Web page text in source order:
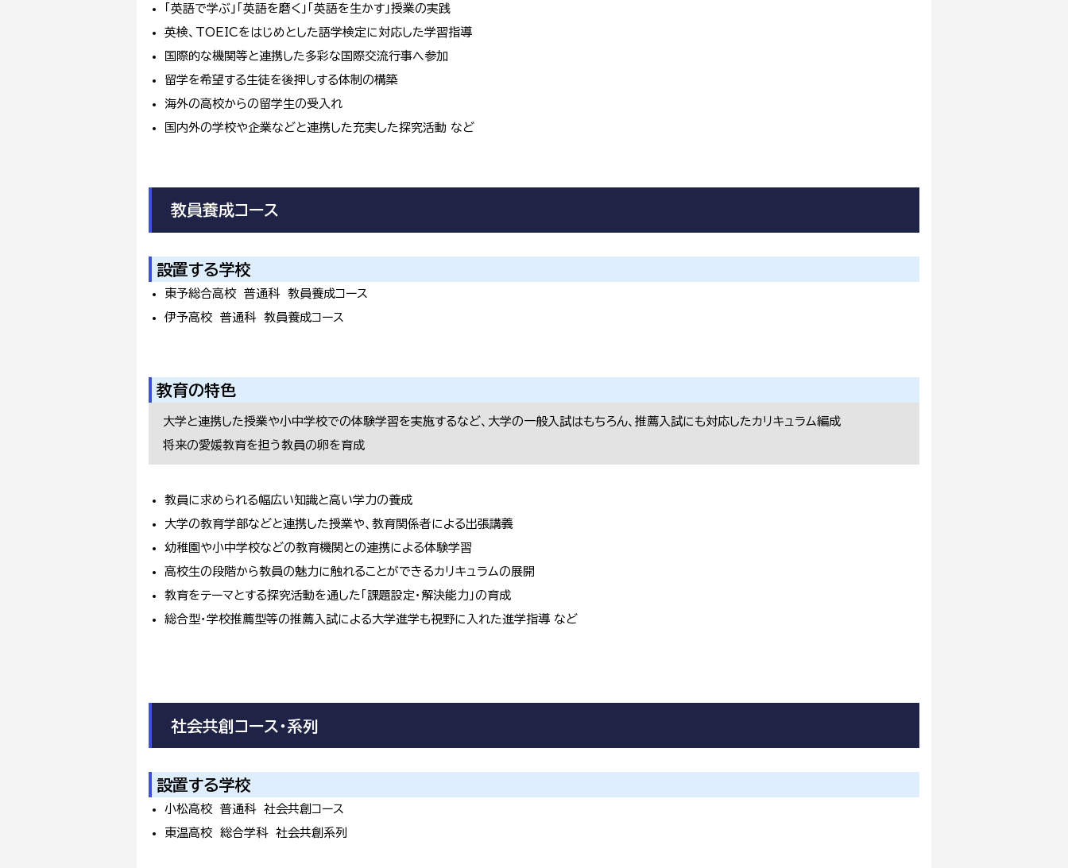
「英語で学ぶ」「英語を磨く」「英語を生かす」授業の実践
英検、TOEICをはじめとした語学検定に対応した学習指導
国際的な機関等と連携した多彩な国際交流行事へ参加
留学を希望する生徒を後押しする体制の構築
海外の高校からの留学生の受入れ
国内外の学校や企業などと連携した充実した探究活動 など
教員養成コース
設置する学校
東予総合高校 普通科 教員養成コース
伊予高校 普通科 教員養成コース
教育の特色
大学と連携した授業や小中学校での体験学習を実施するなど、大学の一般入試はもちろん、推薦入試にも対応したカリキュラム編成
将来の愛媛教育を担う教員の卵を育成
教員に求められる幅広い知識と高い学力の養成
大学の教育学部などと連携した授業や、教育関係者による出張講義
幼稚園や小中学校などの教育機関との連携による体験学習
高校生の段階から教員の魅力に触れることができるカリキュラムの展開
教育をテーマとする探究活動を通した「課題設定・解決能力」の育成
総合型・学校推薦型等の推薦入試による大学進学も視野に入れた進学指導 など
社会共創コース・系列
設置する学校
小松高校 普通科 社会共創コース
東温高校 総合学科 社会共創系列